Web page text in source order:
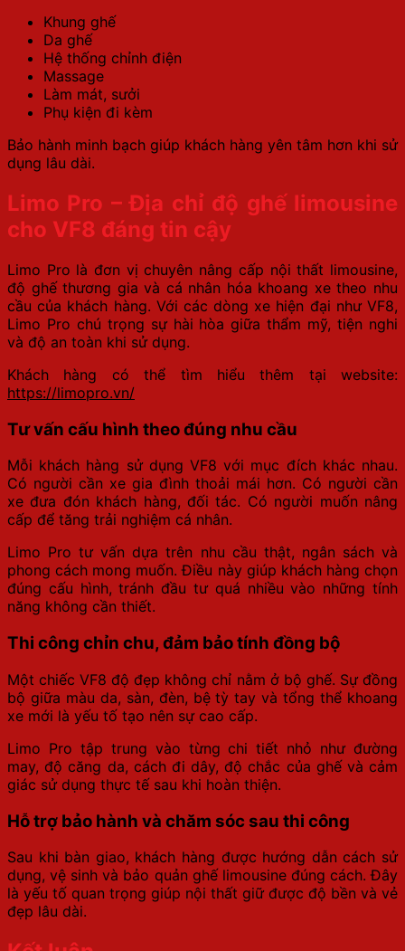
Khung ghế
Da ghế
Hệ thống chỉnh điện
Massage
Làm mát, sưởi
Phụ kiện đi kèm
Bảo hành minh bạch giúp khách hàng yên tâm hơn khi sử
dụng lâu dài.
Limo Pro – Địa chỉ độ ghế limousine
cho VF8 đáng tin cậy
Limo Pro là đơn vị chuyên nâng cấp nội thất limousine,
độ ghế thương gia và cá nhân hóa khoang xe theo nhu
cầu của khách hàng. Với các dòng xe hiện đại như VF8,
Limo Pro chú trọng sự hài hòa giữa thẩm mỹ, tiện nghi
và độ an toàn khi sử dụng.
Khách hàng có thể tìm hiểu thêm tại website:
https://limopro.vn/
Tư vấn cấu hình theo đúng nhu cầu
Mỗi khách hàng sử dụng VF8 với mục đích khác nhau.
Có người cần xe gia đình thoải mái hơn. Có người cần
xe đưa đón khách hàng, đối tác. Có người muốn nâng
cấp để tăng trải nghiệm cá nhân.
Limo Pro tư vấn dựa trên nhu cầu thật, ngân sách và
phong cách mong muốn. Điều này giúp khách hàng chọn
đúng cấu hình, tránh đầu tư quá nhiều vào những tính
năng không cần thiết.
Thi công chỉn chu, đảm bảo tính đồng bộ
Một chiếc VF8 độ đẹp không chỉ nằm ở bộ ghế. Sự đồng
bộ giữa màu da, sàn, đèn, bệ tỳ tay và tổng thể khoang
xe mới là yếu tố tạo nên sự cao cấp.
Limo Pro tập trung vào từng chi tiết nhỏ như đường
may, độ căng da, cách đi dây, độ chắc của ghế và cảm
giác sử dụng thực tế sau khi hoàn thiện.
Hỗ trợ bảo hành và chăm sóc sau thi công
Sau khi bàn giao, khách hàng được hướng dẫn cách sử
dụng, vệ sinh và bảo quản ghế limousine đúng cách. Đây
là yếu tố quan trọng giúp nội thất giữ được độ bền và vẻ
đẹp lâu dài.